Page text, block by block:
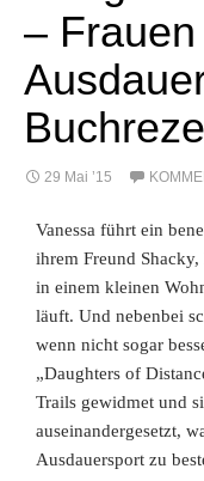
– Frauen
29 Mai ’15
Vanessa führt ein
ihrem Freund
in einem kleinen
läuft. Und nebenbei
wenn nicht sogar
„Daughters of
Trails gewidmet und
auseinandergesetzt,
Ausdauersport zu